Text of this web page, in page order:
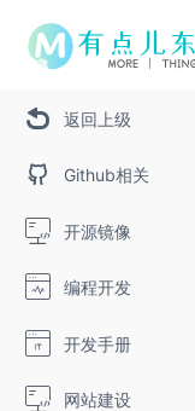
返回上级
Github相关
开源镜像
编程开发
开发手册
网站建设